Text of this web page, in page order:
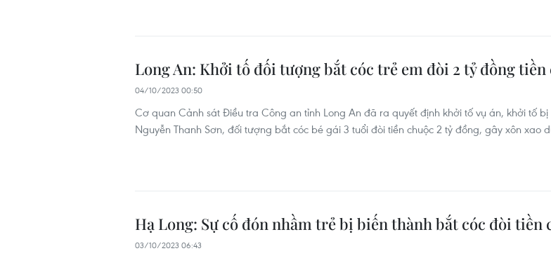
Long An: Khởi tố đối tượng bắt cóc trẻ em đòi 2 tỷ đồng tiền
04/10/2023 00:50
Cơ quan Cảnh sát Điều tra Công an tỉnh Long An đã ra quyết định khởi tố vụ án, khởi tố
Nguyễn Thanh Sơn, đối tượng bắt cóc bé gái 3 tuổi đòi tiền chuộc 2 tỷ đồng, gây xôn xao
Hạ Long: Sự cố đón nhầm trẻ bị biến thành bắt cóc đòi tiền
03/10/2023 06:43